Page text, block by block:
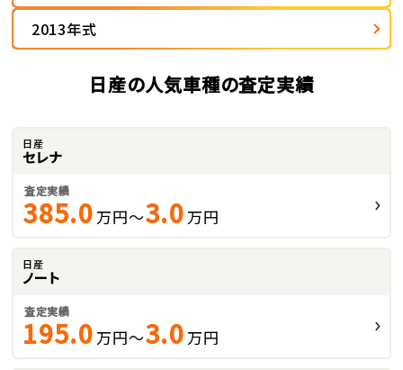
2013年式
日産の人気車種の査定実績
日産
セレナ
査定実績
385.0 万円～3.0 万円
日産
ノート
査定実績
195.0 万円～3.0 万円